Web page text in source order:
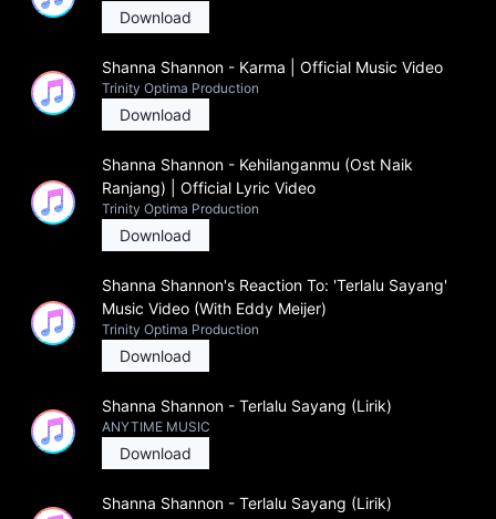
Download
Shanna Shannon - Karma | Official Music Video
Trinity Optima Production
Download
Shanna Shannon - Kehilanganmu (Ost Naik
Ranjang) | Official Lyric Video
Trinity Optima Production
Download
Shanna Shannon's Reaction To: 'Terlalu Sayang'
Music Video (With Eddy Meijer)
Trinity Optima Production
Download
Shanna Shannon - Terlalu Sayang (Lirik)
ANYTIME MUSIC
Download
Shanna Shannon - Terlalu Sayang (Lirik)